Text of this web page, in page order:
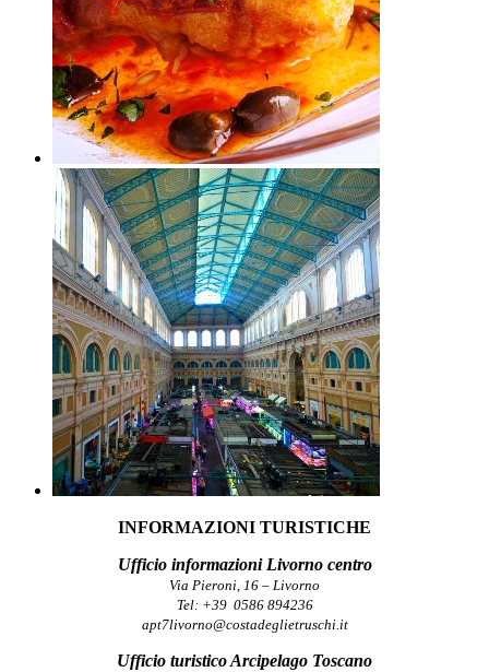
INFORMAZIONI TURISTICHE
Ufficio informazioni Livorno centro
Via Pieroni, 16 – Livorno
Tel: +39 0586 894236
apt7livorno@costadeglietruschi.it
Ufficio turistico Arcipelago Toscano